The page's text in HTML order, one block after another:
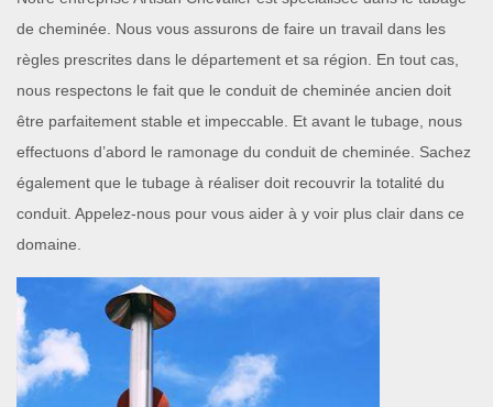
de cheminée. Nous vous assurons de faire un travail dans les
règles prescrites dans le département et sa région. En tout cas,
nous respectons le fait que le conduit de cheminée ancien doit
être parfaitement stable et impeccable. Et avant le tubage, nous
effectuons d’abord le ramonage du conduit de cheminée. Sachez
également que le tubage à réaliser doit recouvrir la totalité du
conduit. Appelez-nous pour vous aider à y voir plus clair dans ce
domaine.